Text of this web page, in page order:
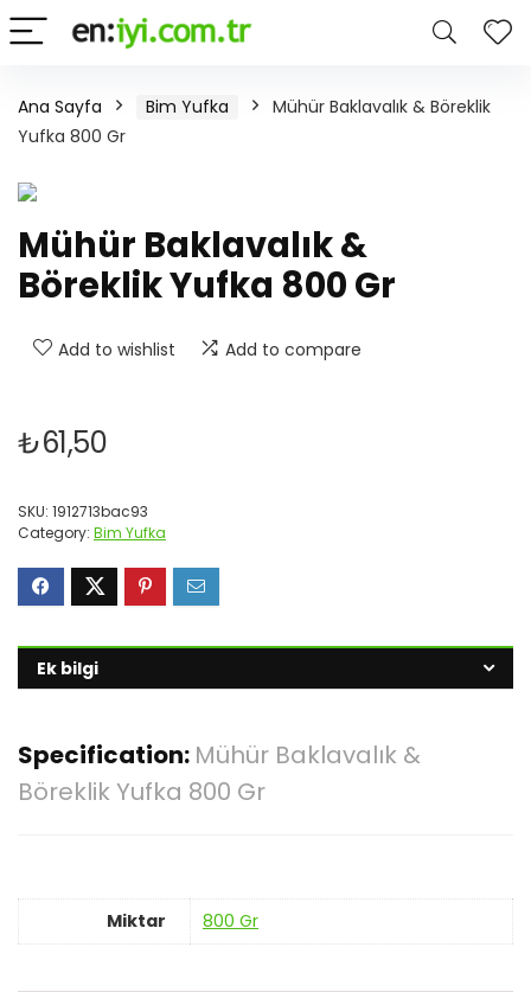
Ana Sayfa Bim Yufka
Mühür Baklavalık & Böreklik
Yufka 800 Gr
Mühür Baklavalık &
Böreklik Yufka 800 Gr
Add to wishlist Add to compare
₺61,50
SKU: 1912713bac93
Category: Bim Yufka
Ek bilgi
Specification: Mühür Baklavalık &
Böreklik Yufka 800 Gr
Miktar 800 Gr